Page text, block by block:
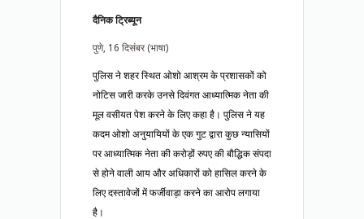
दैनिक ट्रिब्यून
पुणे, 16 दिसंबर (भाषा)
पुलिस ने शहर स्थित ओशो आश्रम के प्रशासकों को
नोटिस जारी करके उनसे दिवंगत आध्यात्मिक नेता की
मूल वसीयत पेश करने के लिए कहा है। पुलिस ने यह
कदम ओशो अनुयायियों के एक गुट द्वारा कुछ न्यासियों
पर आध्यात्मिक नेता की करोड़ों रुपए की बौद्धिक संपदा
से होने वाली आय और अधिकारों को हासिल करने के
लिए दस्तावेजों में फर्जीवाड़ा करने का आरोप लगाया
है।